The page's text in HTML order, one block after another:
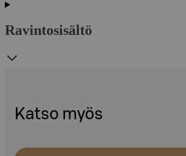
Ravintosisältö
Katso myös